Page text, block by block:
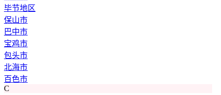
毕节地区
保山市
巴中市
宝鸡市
包头市
北海市
百色市
C